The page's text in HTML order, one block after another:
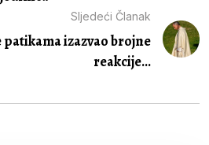
Sljedeći Članak
patikama izazvao brojne
reakcije...